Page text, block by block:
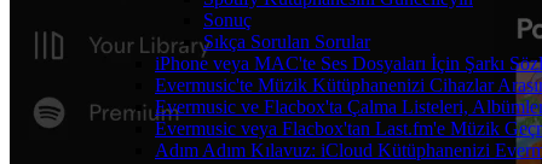
Sonuç
Sıkça Sorulan Sorular
iPhone veya MAC'te Ses Dosyaları İçin Şarkı
Evermusic'te Müzik Kütüphanenizi Cihazlar
Evermusic ve Flacbox'ta Çalma Listeleri,
Evermusic veya Flacbox'tan Last.fm'e Müzik
Adım Adım Kılavuz: iCloud Kütüphanenizi